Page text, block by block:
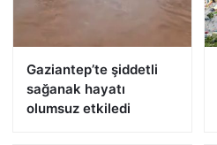
Gaziantep’te şiddetli
sağanak hayatı
olumsuz etkiledi